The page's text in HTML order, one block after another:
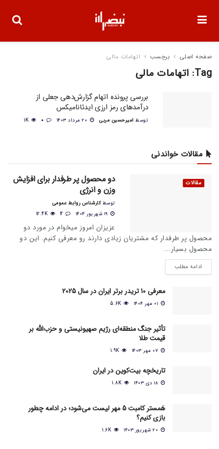
صفحه اصلی برچسب اتهامات مالی
Tag: اتهامات مالی
بررسی پرونده اتهام گزارش‌دهی جعلی از
درآمدهای رمز ارزی ایدئانامیکس
توسط امیرحسین مربی 1K
مقالات خواندنی
مقالات
دو محصول پر طرفدار برای افزایش
وزن و انرژی
توسط کارشناس روابط عمومی
12.4K
عزیزان امروز میخوام در مورد دو
محصول پر طرفدار که مشتریان زیادی دارند رو معرفی کنیم. این دو
محصول بسیار...
ادامه مطلب
معرفی 10 تریدر برتر ایران در سال 2025
5.6K
تأثیر جنگ منطقه‌ای رژیم صهیونیستی و حزب‌الله بر
قیمت طلا
1.9K
تاریخچه بیت‌کوین در ایران
1.8K
هَمستر کامبت 5 مهر لیست می‌شود؛ در ادامه چطور
بازی کنیم؟
1.6K